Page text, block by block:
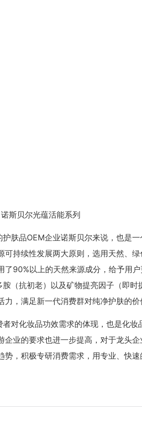
斯贝尔光蕴活能系列
肤品OEM企业诺斯贝尔来说，也是
持续性发展两大原则，选用天然、绿
90%以上的天然来源成分，给予用
（抗初老）以及矿物提亮因子（即
，满足新一代消费群对纯净护肤的价
对化妆品功效需求的体现，也是化
业的要求也进一步提高，对于龙头企
，积极专研消费需求，用专业、快速